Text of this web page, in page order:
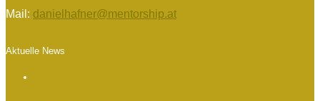
Mail: danielhafner@mentorship.at
Aktuelle News